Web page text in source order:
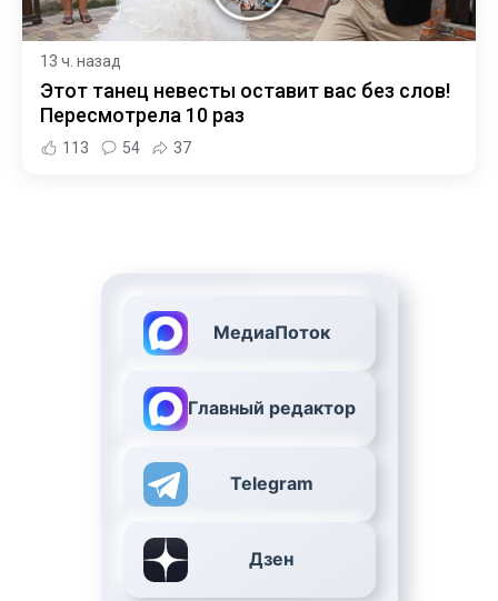
13 ч. назад
Этот танец невесты оставит вас без слов!
Пересмотрела 10 раз
113 54 37
МедиаПоток
Главный редактор
Telegram
Дзен